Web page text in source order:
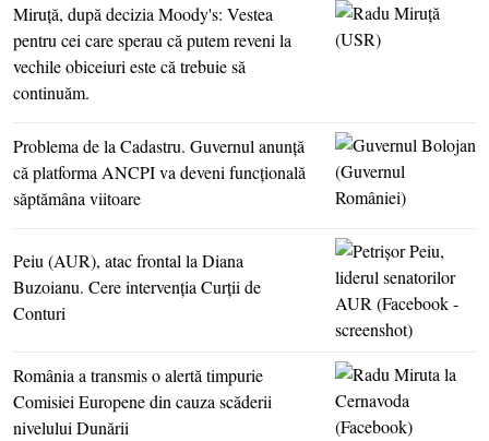
Miruţă, după decizia Moody's: Vestea
pentru cei care sperau că putem reveni la
vechile obiceiuri este că trebuie să
continuăm.
Problema de la Cadastru. Guvernul anunţă
că platforma ANCPI va deveni funcţională
săptămâna viitoare
Peiu (AUR), atac frontal la Diana
Buzoianu. Cere intervenţia Curţii de
Conturi
România a transmis o alertă timpurie
Comisiei Europene din cauza scăderii
nivelului Dunării